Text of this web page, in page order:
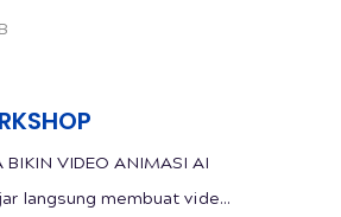
BIKIN VIDEO ANIMASI AI
langsung membuat vide...